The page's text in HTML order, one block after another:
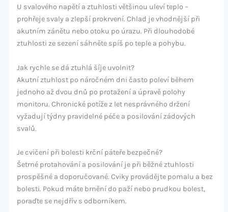
U svalového napětí a ztuhlosti většinou uleví teplo –
prohřeje svaly a zlepší prokrvení. Chlad je vhodnější při
akutním zánětu nebo otoku po úrazu. Při dlouhodobé
ztuhlosti ze sezení sáhněte spíš po teple a pohybu.
Jak rychle se dá ztuhlá šíje uvolnit?
Akutní ztuhlost po náročném dni často poleví během
jednoho až dvou dnů po protažení a úpravě polohy
monitoru. Chronické potíže z let nesprávného držení
vyžadují týdny pravidelné péče a posilování zádových
svalů.
Je cvičení při bolesti krční páteře bezpečné?
Šetrné protahování a posilování je při běžné ztuhlosti
prospěšné a doporučované. Cviky provádějte pomalu a bez
bolesti. Pokud máte brnění do paží nebo prudkou bolest,
poraďte se nejdřív s odborníkem.